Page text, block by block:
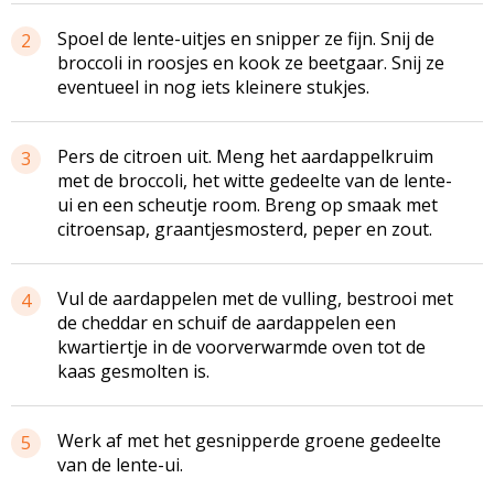
2
Spoel de lente-uitjes en snipper ze fijn. Snij de
broccoli in roosjes en kook ze beetgaar. Snij ze
eventueel in nog iets kleinere stukjes.
3 Pers de citroen uit. Meng hetaardappelkruim
met de broccoli, het witte gedeelte van de lente-
ui en een scheutje room. Breng op smaak met
citroensap, graantjesmosterd, peper en zout.
4
Vul de aardappelen met de vulling, bestrooi met
de cheddar en schuif de aardappelen een
kwartiertje in de voorverwarmde oven tot de
kaas gesmolten is.
5
Werk af met het gesnipperde groene gedeelte
van de lente-ui.